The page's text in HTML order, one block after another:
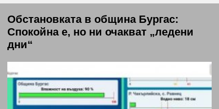
Обстановката в община Бургас:
Спокойна е, но ни очакват „ледени
дни“